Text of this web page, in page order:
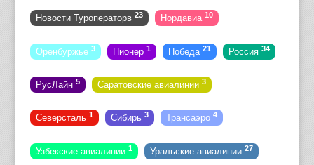
Новости Туроператорв 23 Нордавиа 10
Оренбуржье 3 Пионер 1 Победа 21 Россия 34
РусЛайн 5 Саратовские авиалинии 3
Северсталь 1 Сибирь 3 Трансаэро 4
Узбекские авиалинии 1 Уральские авиалинии 27